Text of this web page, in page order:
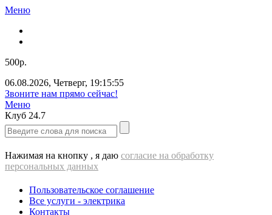
Меню
500р.
06.08.2026, Четверг, 19:15:56
ВЫЕЗД электрика - 500 РУБЛЕЙ!!!
Меню
Клуб 24.7
Нажимая на кнопку , я даю согласие на обработку
персональных данных
Пользовательское соглашение
Все услуги - электрика
Контакты